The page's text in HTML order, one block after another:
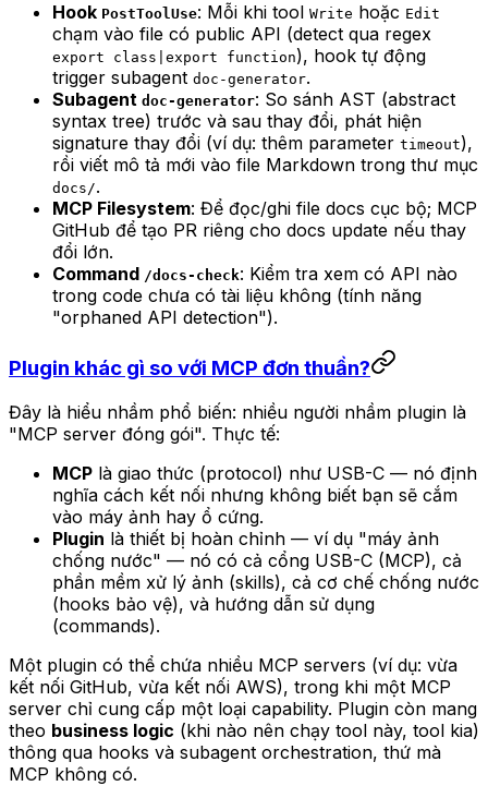
Hook PostToolUse: Mỗi khi tool Write hoặc Edit
chạm vào file có public API (detect qua regex
export class|export function), hook tự động
trigger subagent doc-generator.
Subagent doc-generator: So sánh AST (abstract
syntax tree) trước và sau thay đổi, phát hiện
signature thay đổi (ví dụ: thêm parameter timeout),
rồi viết mô tả mới vào file Markdown trong thư mục
docs/.
MCP Filesystem: Để đọc/ghi file docs cục bộ; MCP
GitHub để tạo PR riêng cho docs update nếu thay
đổi lớn.
Command /docs-check: Kiểm tra xem có API nào
trong code chưa có tài liệu không (tính năng
"orphaned API detection").
Plugin khác gì so với MCP đơn thuần?
Đây là hiểu nhầm phổ biến: nhiều người nhầm plugin là
"MCP server đóng gói". Thực tế:
MCP là giao thức (protocol) như USB-C — nó định
nghĩa cách kết nối nhưng không biết bạn sẽ cắm
vào máy ảnh hay ổ cứng.
Plugin là thiết bị hoàn chỉnh — ví dụ "máy ảnh
chống nước" — nó có cả cổng USB-C (MCP), cả
phần mềm xử lý ảnh (skills), cả cơ chế chống nước
(hooks bảo vệ), và hướng dẫn sử dụng
(commands).
Một plugin có thể chứa nhiều MCP servers (ví dụ: vừa
kết nối GitHub, vừa kết nối AWS), trong khi một MCP
server chỉ cung cấp một loại capability. Plugin còn mang
theo business logic (khi nào nên chạy tool này, tool kia)
thông qua hooks và subagent orchestration, thứ mà
MCP không có.